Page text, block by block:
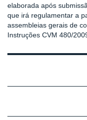
elaborada após
que irá regulamentar a
assembleias gerais de
Instruções CVM 480/